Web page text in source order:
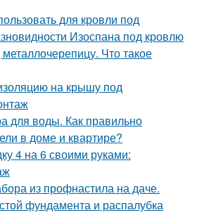
для кровли под
Изоспана под кровлю
Что такое
на крышу под
для воды. Как правильно
в доме и квартире?
4 на 6 своими руками:
из профнастила на даче.
фундамента и распалубка